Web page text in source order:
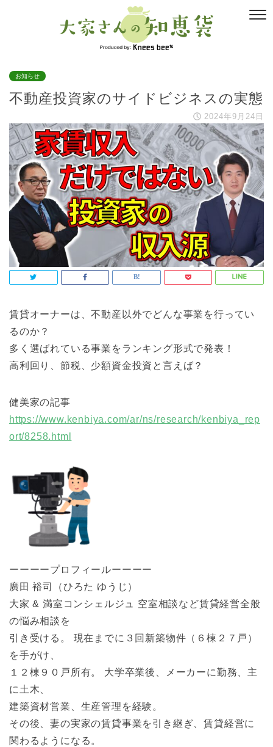
お知らせ
不動産投資家のサイドビジネスの実態
2024年9月24日
賃貸オーナーは、不動産以外でどんな事業を行ってい
るのか？
多く選ばれている事業をランキング形式で発表！
高利回り、節税、少額資金投資と言えば？
健美家の記事
https://www.kenbiya.com/ar/ns/research/kenbiya_rep
ort/8258.html
ーーーープロフィールーーーー
廣田 裕司（ひろた ゆうじ）
大家 & 満室コンシェルジュ 空室相談など賃貸経営全般
の悩み相談を
引き受ける。 現在までに３回新築物件（６棟２７戸）
を手がけ、
１２棟９０戸所有。 大学卒業後、メーカーに勤務、主
に土木、
建築資材営業、生産管理を経験。
その後、妻の実家の賃貸事業を引き継ぎ、賃貸経営に
関わるようになる。